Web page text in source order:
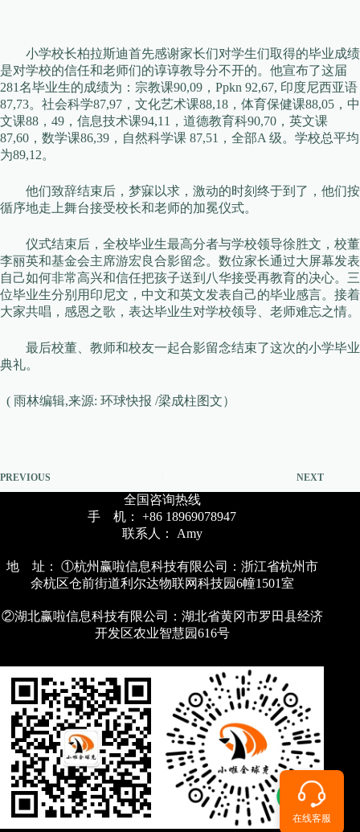
小学校长柏拉斯迪首先感谢家长们对学生们取得的毕业成绩
是对学校的信任和老师们的谆谆教导分不开的。他宣布了这届
281名毕业生的成绩为：宗教课90,09，Ppkn 92,67, 印度尼西亚语
87,73。社会科学87,97，文化艺术课88,18，体育保健课88,05，中
文课88，49，信息技术课94,11，道德教育科90,70，英文课
87,60，数学课86,39，自然科学课 87,51，全部A 级。学校总平均
为89,12。
他们致辞结束后，梦寐以求，激动的时刻终于到了，他们按
循序地走上舞台接受校长和老师的加冕仪式。
仪式结束后，全校毕业生最高分者与学校领导徐胜文，校董
李丽英和基金会主席游宏良合影留念。数位家长通过大屏幕发表
自己如何非常高兴和信任把孩子送到八华接受再教育的决心。三
位毕业生分别用印尼文，中文和英文发表自己的毕业感言。接着
大家共唱，感恩之歌，表达毕业生对学校领导、老师难忘之情。
最后校董、教师和校友一起合影留念结束了这次的小学毕业
典礼。
( 雨林编辑,来源: 环球快报 /梁成柱图文）
PREVIOUS NEXT
全国咨询热线
手 机： +86 18969078947
联系人： Amy
地 址： ①杭州赢啦信息科技有限公司：浙江省杭州市
余杭区仓前街道利尔达物联网科技园6幢1501室
②湖北赢啦信息科技有限公司：湖北省黄冈市罗田县经济
开发区农业智慧园616号
在线客服